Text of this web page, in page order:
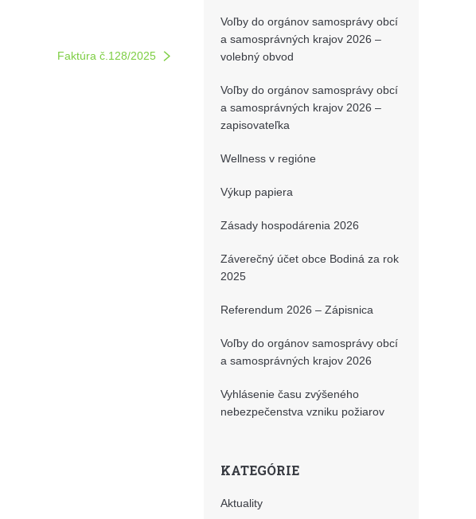
Faktúra č.128/2025
Voľby do orgánov samosprávy obcí
a samosprávných krajov 2026 –
volebný obvod
Voľby do orgánov samosprávy obcí
a samosprávných krajov 2026 –
zapisovateľka
Wellness v regióne
Výkup papiera
Zásady hospodárenia 2026
Záverečný účet obce Bodiná za rok
2025
Referendum 2026 – Zápisnica
Voľby do orgánov samosprávy obcí
a samosprávných krajov 2026
Vyhlásenie času zvýšeného
nebezpečenstva vzniku požiarov
KATEGÓRIE
Aktuality